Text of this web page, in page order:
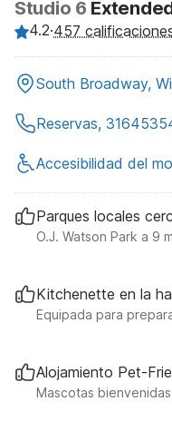
Studio 6
4.2·457
South Broadway,
Reservas,
Accesibilidad del
Parques locales
O.J. Watson Park a 9
Kitchenette en la
Equipada para
Alojamiento Pet-
Mascotas